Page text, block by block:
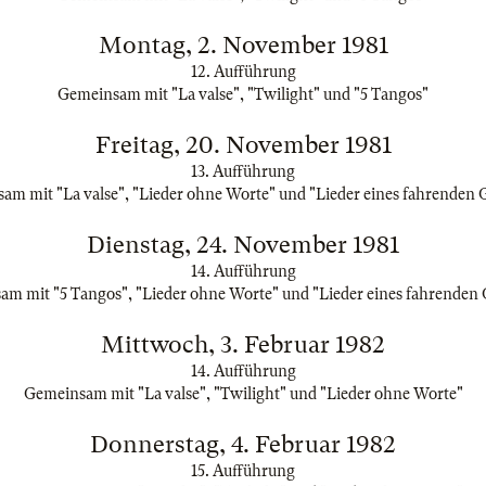
Montag, 2. November 1981
12. Aufführung
Gemeinsam mit "La valse", "Twilight" und "5 Tangos"
Freitag, 20. November 1981
13. Aufführung
mit "La valse", "Lieder ohne Worte" und "Lieder eines fahrenden
Dienstag, 24. November 1981
14. Aufführung
mit "5 Tangos", "Lieder ohne Worte" und "Lieder eines fahrenden
Mittwoch, 3. Februar 1982
14. Aufführung
Gemeinsam mit "La valse", "Twilight" und "Lieder ohne Worte"
Donnerstag, 4. Februar 1982
15. Aufführung